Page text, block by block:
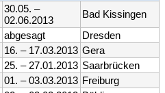
30.05. –
02.06.2013
Bad Kissingen
abgesagt
Dresden
16. – 17.03.2013 Gera
25. – 27.01.2013 Saarbrücken
01. – 03.03.2013 Freiburg